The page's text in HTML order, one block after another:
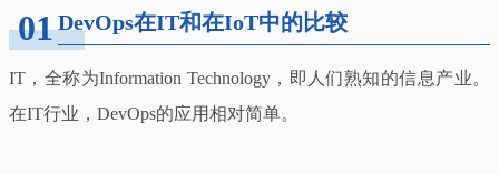
01DevOps在IT和在IoT中的比较
IT，全称为Information Technology，即人们熟知的信息产业。
在IT行业，DevOps的应用相对简单。